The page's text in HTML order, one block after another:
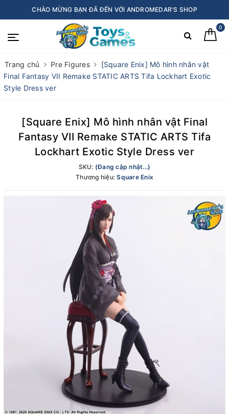
CHÀO MỪNG BẠN ĐÃ ĐẾN VỚI ANDROMEDAR'S SHOP
0
Trang chủ Pre Figures
[Square Enix] Mô hình nhân vật
Final Fantasy VII Remake STATIC ARTS Tifa Lockhart Exotic
Style Dress ver
[Square Enix] Mô hình nhân vật Final
Fantasy VII Remake STATIC ARTS Tifa
Lockhart Exotic Style Dress ver
SKU: (Đang cập nhật...)
Thương hiệu:Square Enix